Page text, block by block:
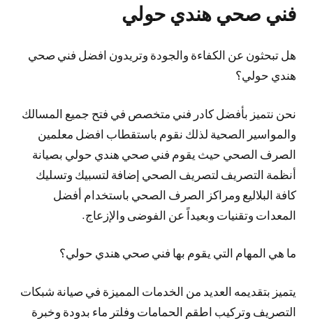
فني صحي هندي حولي
هل تبحثون عن الكفاءة والجودة وتريدون افضل فني صحي
هندي حولي؟
نحن نتميز بأفضل كادر فني متخصص في فتح جميع المسالك
والمواسير الصحية لذلك نقوم باستقطاب افضل معلمين
الصرف الصحي حيث يقوم فني صحي هندي حولي بصيانة
أنظمة التصريف لتصريف الصحي إضافة لتسبيك وتسليك
كافة البلاليع ومراكز الصرف الصحي باستخدام أفضل
المعدات وتقنيات وبعيداً عن الفوضى والإزعاج.
ما هي المهام التي يقوم بها فني صحي هندي حولي؟
يتميز بتقديمه العديد من الخدمات المميزة في صيانة شبكات
التصريف وتركيب اطقم الحمامات وفلتر ماء بدودة وخبرة